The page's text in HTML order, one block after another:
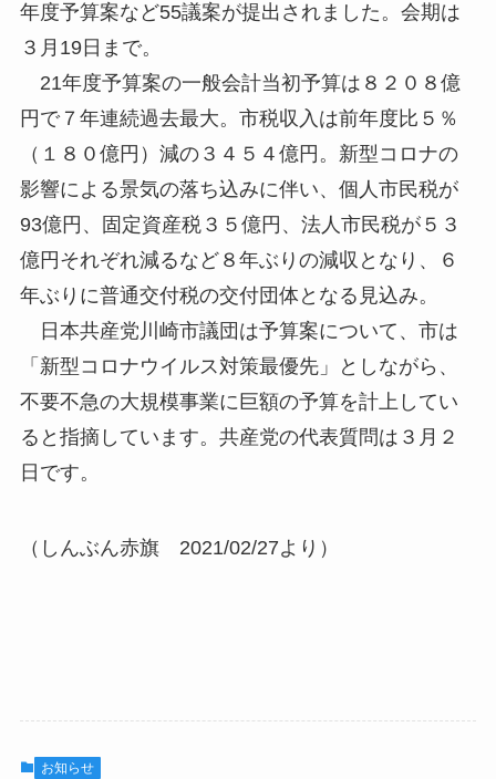
年度予算案など55議案が提出されました。会期は
３月19日まで。
21年度予算案の一般会計当初予算は８２０８億
円で７年連続過去最大。市税収入は前年度比５％
（１８０億円）減の３４５４億円。新型コロナの
影響による景気の落ち込みに伴い、個人市民税が
93億円、固定資産税３５億円、法人市民税が５３
億円それぞれ減るなど８年ぶりの減収となり、６
年ぶりに普通交付税の交付団体となる見込み。
日本共産党川崎市議団は予算案について、市は
「新型コロナウイルス対策最優先」としながら、
不要不急の大規模事業に巨額の予算を計上してい
ると指摘しています。共産党の代表質問は３月２
日です。
（しんぶん赤旗 2021/02/27より）
お知らせ